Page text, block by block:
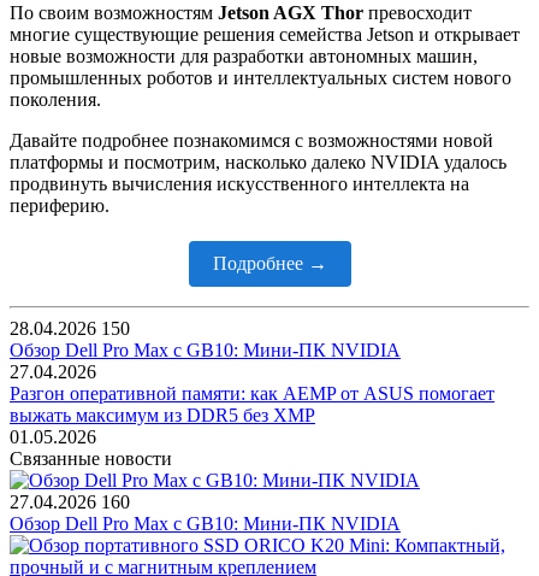
По своим возможностям Jetson AGX Thor превосходит
многие существующие решения семейства Jetson и открывает
новые возможности для разработки автономных машин,
промышленных роботов и интеллектуальных систем нового
поколения.
Давайте подробнее познакомимся с возможностями новой
платформы и посмотрим, насколько далеко NVIDIA удалось
продвинуть вычисления искусственного интеллекта на
периферию.
Подробнее →
28.04.2026 150
Обзор Dell Pro Max с GB10: Мини-ПК NVIDIA
27.04.2026
Разгон оперативной памяти: как AEMP от ASUS помогает
выжать максимум из DDR5 без XMP
01.05.2026
Связанные новости
27.04.2026 160
Обзор Dell Pro Max с GB10: Мини-ПК NVIDIA